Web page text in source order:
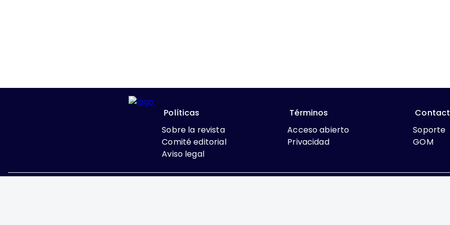
Políticas
Sobre la revista
Comité editorial
Aviso legal
Términos
Acceso abierto
Privacidad
Soporte
GOM